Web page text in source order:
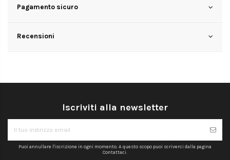
Pagamento sicuro
Recensioni
Iscriviti alla newsletter
Puoi annullare l'iscrizione in ogni momento. A questo scopo puoi scriverci dalla pagina
Contattaci.